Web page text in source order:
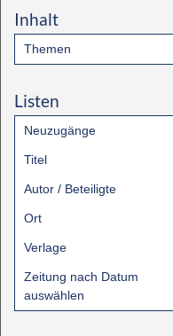
Inhalt
Themen
Listen
Neuzugänge
Titel
Autor / Beteiligte
Ort
Verlage
Zeitung nach Datum
auswählen